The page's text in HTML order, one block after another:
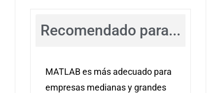
Recomendado para...
MATLAB es más adecuado para
empresas medianas y grandes